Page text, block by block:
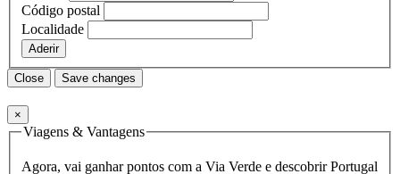
Código postal
Localidade
Aderir
Close Save changes
×
Viagens & Vantagens
Agora, vai ganhar pontos com a Via Verde e descobrir Portugal